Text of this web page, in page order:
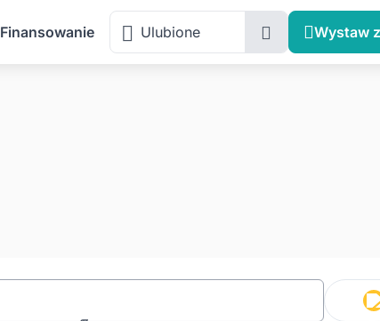
Finansowanie Ulubione Wystaw